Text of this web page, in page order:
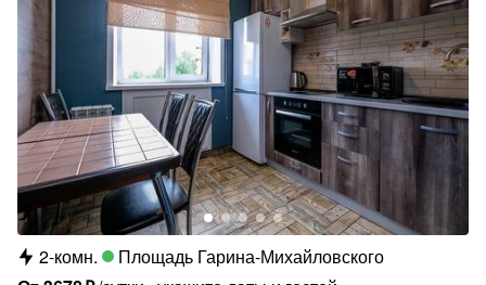
2-комн.
Площадь Гарина-Михайловского